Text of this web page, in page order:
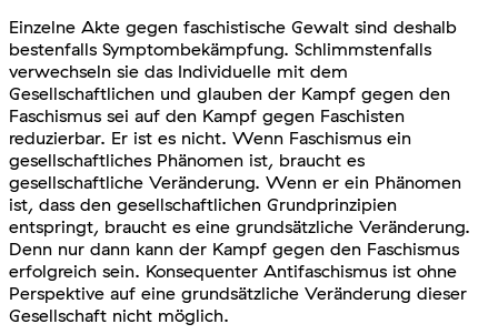
Einzelne Akte gegen faschistische Gewalt sind deshalb
bestenfalls Symptombekämpfung. Schlimmstenfalls
verwechseln sie das Individuelle mit dem
Gesellschaftlichen und glauben der Kampf gegen den
Faschismus sei auf den Kampf gegen Faschisten
reduzierbar. Er ist es nicht. Wenn Faschismus ein
gesellschaftliches Phänomen ist, braucht es
gesellschaftliche Veränderung. Wenn er ein Phänomen
ist, dass den gesellschaftlichen Grundprinzipien
entspringt, braucht es eine grundsätzliche Veränderung.
Denn nur dann kann der Kampf gegen den Faschismus
erfolgreich sein. Konsequenter Antifaschismus ist ohne
Perspektive auf eine grundsätzliche Veränderung dieser
Gesellschaft nicht möglich.